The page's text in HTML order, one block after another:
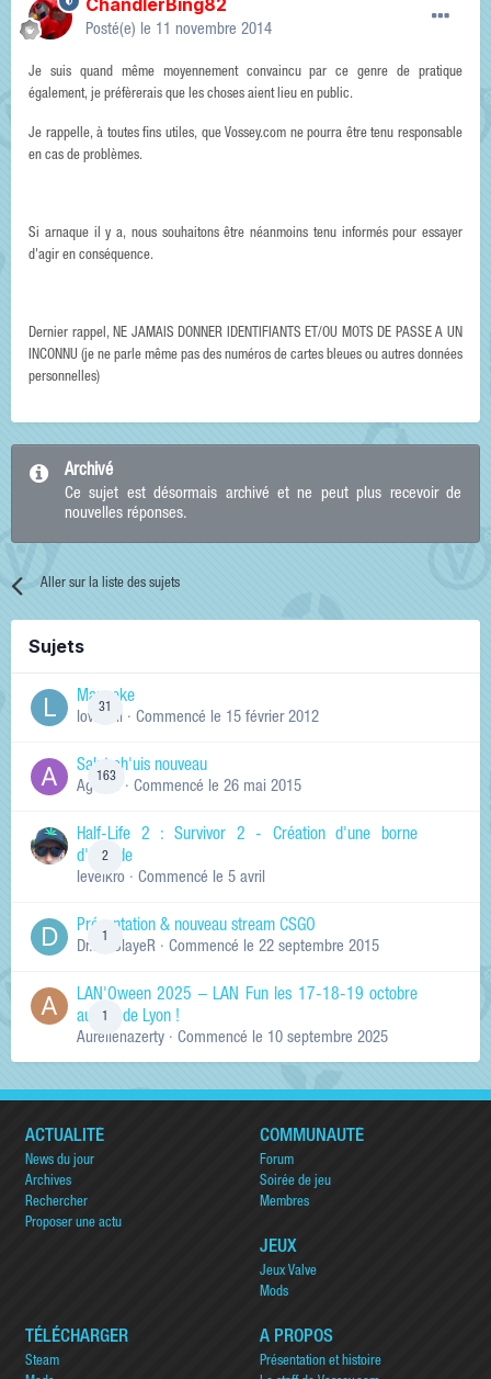
ChandlerBing82
Posté(e) le 11 novembre 2014
Je suis quand même moyennement convaincu par ce genre de pratique
également, je préfèrerais que les choses aient lieu en public.
Je rappelle, à toutes fins utiles, que Vossey.com ne pourra être tenu responsable
en cas de problèmes.
Si arnaque il y a, nous souhaitons être néanmoins tenu informés pour essayer
d'agir en conséquence.
Dernier rappel, NE JAMAIS DONNER IDENTIFIANTS ET/OU MOTS DE PASSE A UN
INCONNU (je ne parle même pas des numéros de cartes bleues ou autres données
personnelles)
Archivé
Ce sujet est désormais archivé et ne peut plus recevoir de
nouvelles réponses.
Aller sur la liste des sujets
Sujets
31
Manneke
lowskill · Commencé le 15 février 2012
163
Salut ch'uis nouveau
Ag0Nie · Commencé le 26 mai 2015
2
Half-Life 2 : Survivor 2 - Création d'une borne
d'arcade
levelkro · Commencé le 5 avril
Présentation & nouveau stream CSGO
Dr.KinSlayeR · Commencé le 22 septembre 2015
LAN'Oween 2025 – LAN Fun les 17-18-19 octobre
au sud de Lyon !
Aurelienazerty · Commencé le 10 septembre 2025
ACTUALITÉ
News du jour
Archives
Rechercher
Proposer une actu
COMMUNAUTÉ
Forum
Soirée de jeu
Membres
JEUX
Jeux Valve
Mods
TÉLÉCHARGER
Steam
A PROPOS
Présentation et histoire